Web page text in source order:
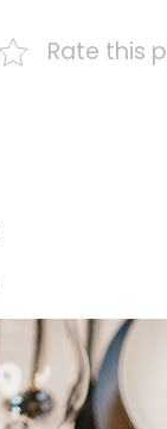
Rate this